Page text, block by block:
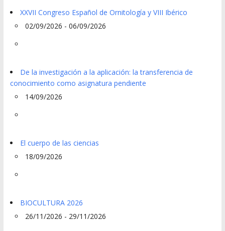
XXVII Congreso Español de Ornitología y VIII Ibérico
02/09/2026 - 06/09/2026
De la investigación a la aplicación: la transferencia de
conocimiento como asignatura pendiente
14/09/2026
El cuerpo de las ciencias
18/09/2026
BIOCULTURA 2026
26/11/2026 - 29/11/2026